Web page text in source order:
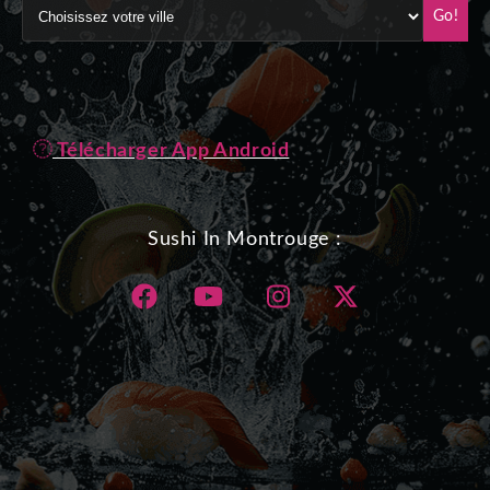
Go!
Télécharger App Android
Sushi In Montrouge :